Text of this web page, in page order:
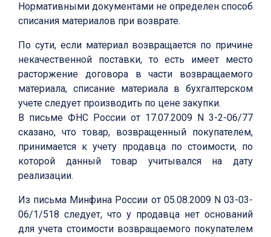
Нормативными документами не определен способ
списания материалов при возврате.
По сути, если материал возвращается по причине
некачественной поставки, то есть имеет место
расторжение договора в части возвращаемого
материала, списание материала в бухгалтерском
учете следует производить по цене закупки.
В письме ФНС России от 17.07.2009 N 3-2-06/77
сказано, что товар, возвращенный покупателем,
принимается к учету продавца по стоимости, по
которой данный товар учитывался на дату
реализации.
Из письма Минфина России от 05.08.2009 N 03-03-
06/1/518 следует, что у продавца нет оснований
для учета стоимости возвращаемого покупателем